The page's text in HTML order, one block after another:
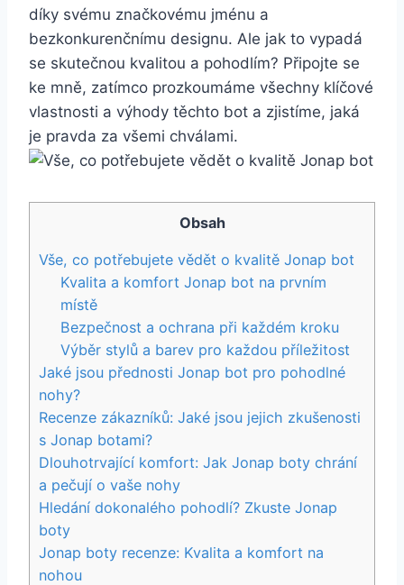
⁤díky⁤ svému​ značkovému ⁣jménu a
bezkonkurenčnímu designu. Ale jak to vypadá
se skutečnou kvalitou a pohodlím? Připojte se
⁣ke mně, zatímco prozkoumáme všechny ⁢klíčové
vlastnosti a ⁢výhody ⁤těchto ‍bot⁤ a zjistíme, ‍jaká
je pravda za ⁢všemi ⁢chválami.
Obsah
Vše, ‍co potřebujete​ vědět o kvalitě ‌Jonap bot
Kvalita ‍a ‍komfort⁢ Jonap ⁤bot na prvním
místě
Bezpečnost a ochrana při každém ⁢kroku
Výběr stylů ⁤a barev‌ pro každou příležitost
Jaké⁣ jsou přednosti Jonap bot pro⁢ pohodlné
nohy?
Recenze zákazníků: Jaké jsou jejich‌ zkušenosti
s Jonap botami?
Dlouhotrvající‌ komfort: ⁣Jak Jonap boty chrání​
a pečují‍ o vaše nohy
Hledání dokonalého pohodlí?‍ Zkuste Jonap
boty
Jonap boty recenze:⁣ Kvalita ⁣a⁣ komfort na⁢
nohou